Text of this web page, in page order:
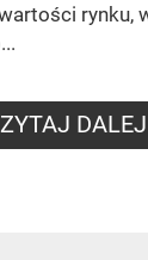
rynku,
DALEJ